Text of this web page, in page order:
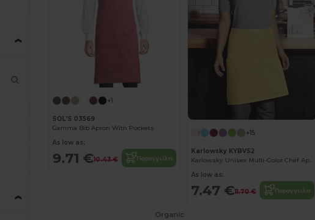
+1
SOL'S 03569
Gamma Bib Apron With Pockets
As low as:
9.71 €10.43 € Παραγγείλτε
+15
Karlowsky KYBVS2
Karlowsky Unisex Multi-Color Chef Apron
As low as:
7.47 €11.70 € Παραγγείλτε
Organic